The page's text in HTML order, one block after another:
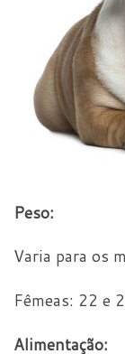
Peso:
Varia para os
Fêmeas: 22 e
Alimentação: